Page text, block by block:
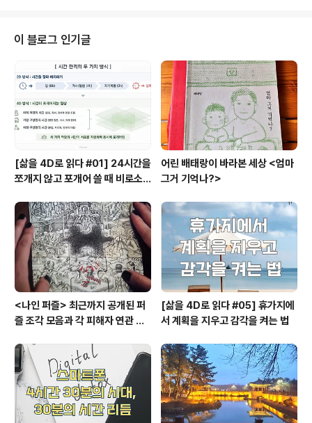
간을 함께 하고 있다. 누구나 영상을 만들 수 있고 그 영상
을 유튜브에 채널을 만들어 업로드 할 수 있다. 나도 아이의
어린 시절을 담은 채널이 있고 구독자 수는 얼마 되지 않지
만 가끔 들어가서 보곤 한다. 개인의 영상 아카이빙 역할이
아니라면 당연히 이 영상들은 다른 사람들에게 널리 공유
되고 자주 재생되기를 바랄 것이다..
이 블로그 인기글
[삶을 4D로 읽다 #01] 24시간을
쪼개지 않고 포개어 쓸 때 비로소
어린 배태랑이 바라본 세상 <엄마
그거 기억나?>
<나인 퍼즐> 최근까지 공개된 퍼
즐 조각 모음과 각 피해자 연관 관
[삶을 4D로 읽다 #05] 휴가지에
서 계획을 지우고 감각을 켜는 법